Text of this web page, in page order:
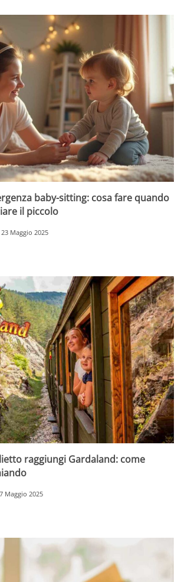
baby-sitting: cosa fare quando
il piccolo
23 Maggio 2025
raggiungi Gardaland: come
Maggio 2025